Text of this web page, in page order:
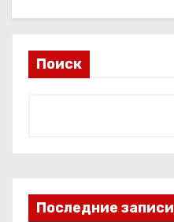
Поиск
Последние записи